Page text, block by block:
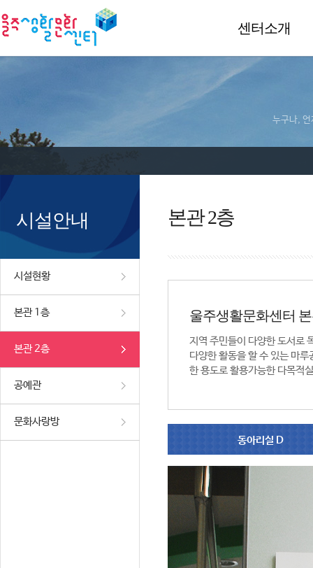
센터소개
누구나, 언
시설안내
시설현황
본관 1층
본관 2층
공예관
문화사랑방
본관 2층
울주생활문화센터
지역 주민들이 다양한 도서로
다양한 활동을 할 수 있는 마
한 용도로 활용가능한 다목적
동아리실 D